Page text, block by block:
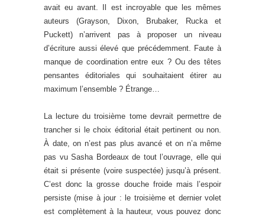
avait eu avant. Il est incroyable que les mêmes
auteurs (Grayson, Dixon, Brubaker, Rucka et
Puckett) n’arrivent pas à proposer un niveau
d’écriture aussi élevé que précédemment. Faute à
manque de coordination entre eux ? Ou des têtes
pensantes éditoriales qui souhaitaient étirer au
maximum l’ensemble ? Étrange…
La lecture du troisième tome devrait permettre de
trancher si le choix éditorial était pertinent ou non.
À date, on n’est pas plus avancé et on n’a même
pas vu Sasha Bordeaux de tout l’ouvrage, elle qui
était si présente (voire suspectée) jusqu’à présent.
C’est donc la grosse douche froide mais l’espoir
persiste (mise à jour : le troisième et dernier volet
est complètement à la hauteur, vous pouvez donc